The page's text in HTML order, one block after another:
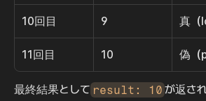
10回目 9 真（
11回目 10 偽（
最終結果として result: 10 が返さ